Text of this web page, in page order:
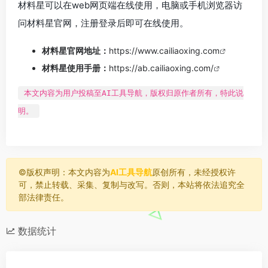
材料星可以在web网页端在线使用，电脑或手机浏览器访
问材料星官网，注册登录后即可在线使用。
材料星官网地址： https://www.cailiaoxing.com
材料星使用手册： https://ab.cailiaoxing.com/
本文内容为用户投稿至AI工具导航，版权归原作者所有，特此说
明。
©️版权声明：本文内容为AI工具导航原创所有，未经授权许
可，禁止转载、采集、复制与改写。否则，本站将依法追究全
部法律责任。
数据统计